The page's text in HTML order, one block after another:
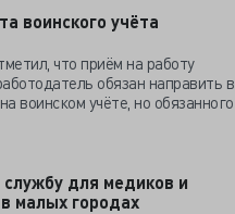
воинского учёта
что приём на работу
обязан направить в
воинском учёте, но обязанного
для медиков и
малых городах